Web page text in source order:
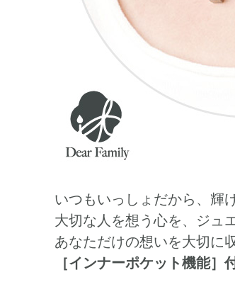
いつもいっしょだから、輝け
大切な人を想う心を、ジュ
あなただけの想いを大切に
［インナーポケット機能］